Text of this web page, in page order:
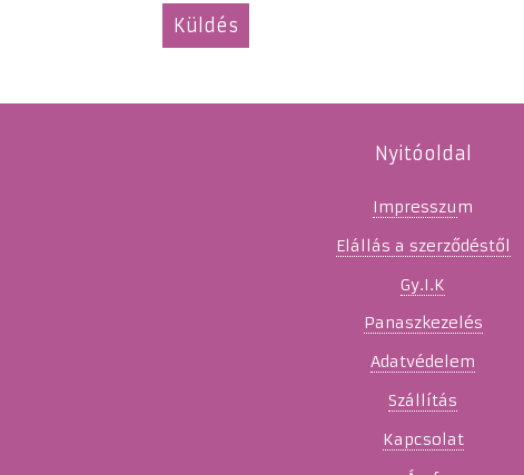
Nyitóoldal
Impresszum
Elállás a szerződéstől
Gy.I.K
Panaszkezelés
Adatvédelem
Szállítás
Kapcsolat